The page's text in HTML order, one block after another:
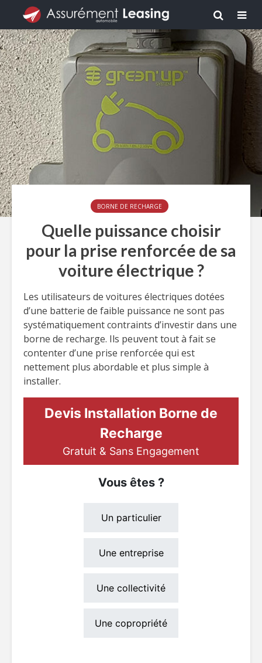
BORNE DE RECHARGE
Quelle puissance choisir
pour la prise renforcée de sa
voiture électrique ?
Les utilisateurs de voitures électriques dotées
d’une batterie de faible puissance ne sont pas
systématiquement contraints d’investir dans une
borne de recharge. Ils peuvent tout à fait se
contenter d’une prise renforcée qui est
nettement plus abordable et plus simple à
installer.